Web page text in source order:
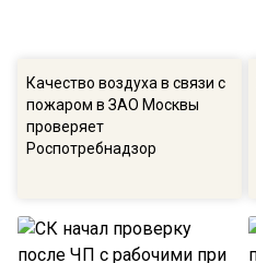
Качество воздуха в связи с
пожаром в ЗАО Москвы
проверяет
Роспотребнадзор